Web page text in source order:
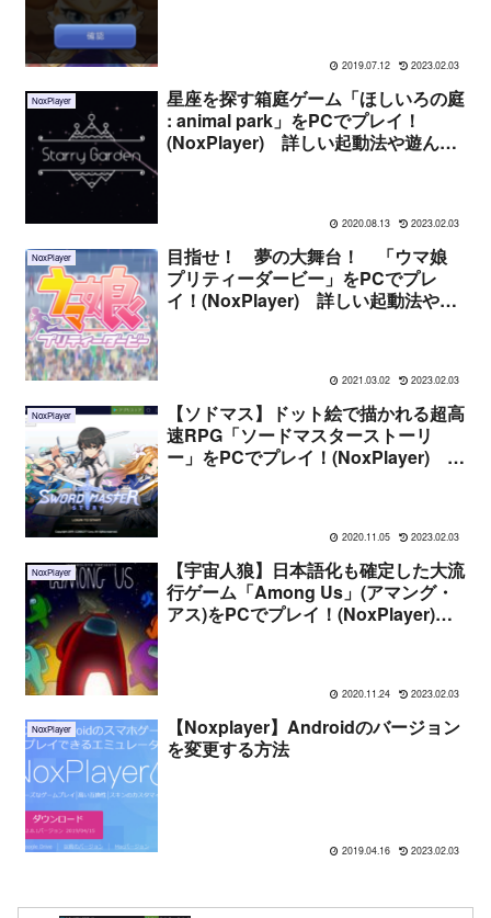
2019.07.12 2023.02.03
NoxPlayer
星座を探す箱庭ゲーム「ほしいろの庭
: animal park」をPCでプレイ！
(NoxPlayer) 詳しい起動法や遊んだ
2020.08.13 2023.02.03
NoxPlayer
目指せ！ 夢の大舞台！ 「ウマ娘
プリティーダービー」をPCでプレ
イ！(NoxPlayer) 詳しい起動法や遊
2021.03.02 2023.02.03
NoxPlayer
【ソドマス】ドット絵で描かれる超高
速RPG「ソードマスターストーリ
ー」をPCでプレイ！(NoxPlayer) 詳
2020.11.05 2023.02.03
NoxPlayer
【宇宙人狼】日本語化も確定した大流
行ゲーム「Among Us」(アマング・
アス)をPCでプレイ！(NoxPlayer)
2020.11.24 2023.02.03
NoxPlayer
【Noxplayer】Androidのバージョン
を変更する方法
2019.04.16 2023.02.03